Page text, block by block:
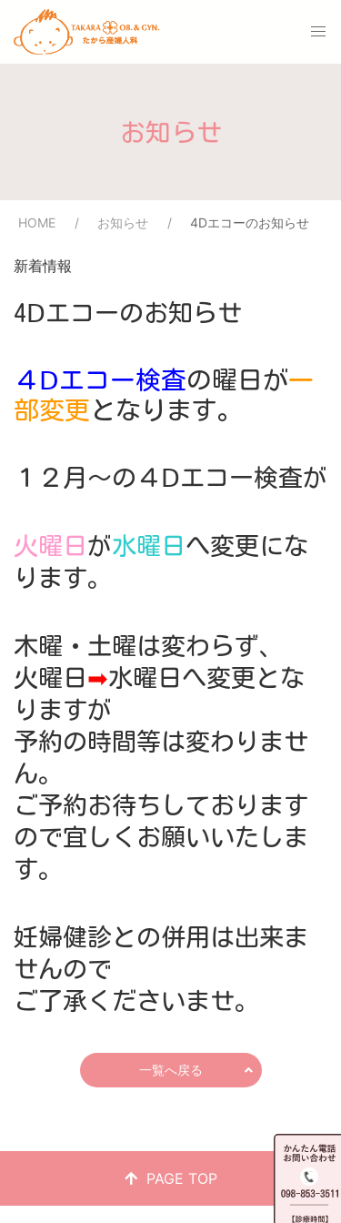
お知らせ
HOME お知らせ 4Ⅾエコーのお知らせ
新着情報
4Ⅾエコーのお知らせ
４Ⅾエコー検査の曜日が一
部変更 となります。
１２月～の４Ⅾエコー検査が
火曜日 が水曜日へ変更にな
ります。
木曜・土曜は変わらず、
火曜日➡水曜日へ変更とな
りますが
予約の時間等は変わりませ
ん。
ご予約お待ちしております
ので宜しくお願いいたしま
す。
妊婦健診との併用は出来ま
せんので
ご了承くださいませ。
一覧へ戻る
PAGE TOP